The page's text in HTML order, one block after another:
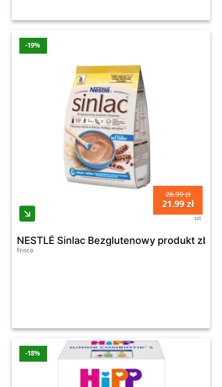
-19%
26.99 zł
21.99 zł
szt
NESTLÉ Sinlac Bezglutenowy produkt
Frisco
-18%